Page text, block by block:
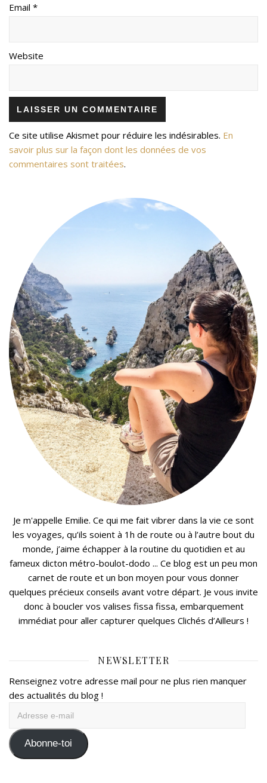
Email *
Website
Ce site utilise Akismet pour réduire les indésirables. En
savoir plus sur la façon dont les données de vos
commentaires sont traitées.
Je m'appelle Emilie. Ce qui me fait vibrer dans la vie ce sont
les voyages, qu’ils soient à 1h de route ou à l’autre bout du
monde, j’aime échapper à la routine du quotidien et au
fameux dicton métro-boulot-dodo ... Ce blog est un peu mon
carnet de route et un bon moyen pour vous donner
quelques précieux conseils avant votre départ. Je vous invite
donc à boucler vos valises fissa fissa, embarquement
immédiat pour aller capturer quelques Clichés d’Ailleurs !
NEWSLETTER
Renseignez votre adresse mail pour ne plus rien manquer
des actualités du blog !
mail Abonne-toi